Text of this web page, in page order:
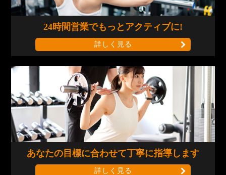
24時間営業でもっとアクティブに!
詳しく見る
あなたの目標に合わせて丁寧に指導します
詳しく見る